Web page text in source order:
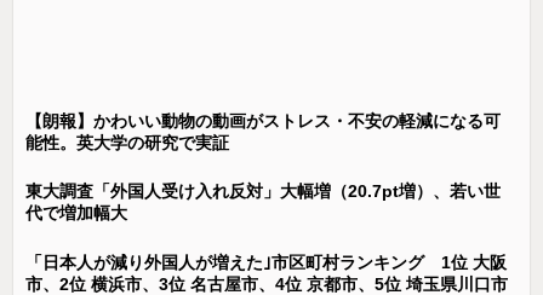
【朗報】かわいい動物の動画がストレス・不安の軽減になる可
能性。英大学の研究で実証
東大調査「外国人受け入れ反対」大幅増（20.7pt増）、若い世
代で増加幅大
「日本人が減り外国人が増えた｣市区町村ランキング 1位 大阪
市、2位 横浜市、3位 名古屋市、4位 京都市、5位 埼玉県川口市